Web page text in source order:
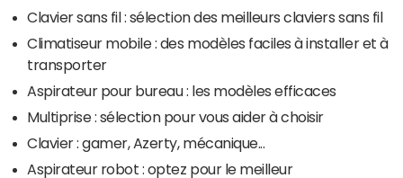
Clavier sans fil : sélection des meilleurs claviers sans fil
Climatiseur mobile : des modèles faciles à installer et à
transporter
Aspirateur pour bureau : les modèles efficaces
Multiprise : sélection pour vous aider à choisir
Clavier : gamer, Azerty, mécanique...
Aspirateur robot : optez pour le meilleur